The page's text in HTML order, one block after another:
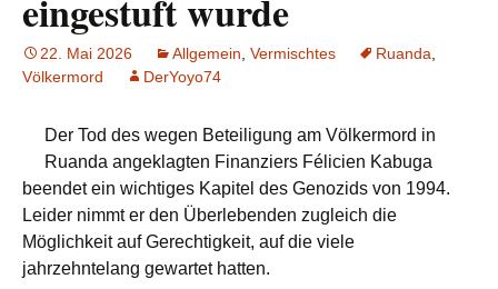
eingestuft wurde
22. Mai 2026 Allgemein Vermischtes Ruanda
Völkermord
DerYoyo74
Der Tod des wegen Beteiligung am Völkermord in
Ruanda angeklagten Finanziers Félicien Kabuga
beendet ein wichtiges Kapitel des Genozids von 1994.
Leider nimmt er den Überlebenden zugleich die
Möglichkeit auf Gerechtigkeit, auf die viele
jahrzehntelang gewartet hatten.